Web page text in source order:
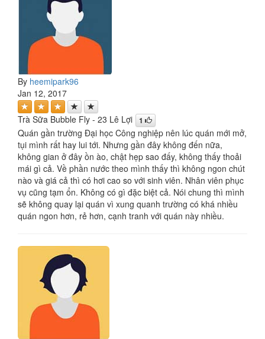
By heemipark96
Jan 12, 2017
Trà Sữa Bubble Fly - 23 Lê Lợi 1
Quán gần trường Đại học Công nghiệp nên lúc quán mới mở,
tụi mình rất hay lui tới. Nhưng gần đây không đến nữa,
không gian ở đây ồn ào, chật hẹp sao đấy, không thấy thoải
mái gì cả. Về phần nước theo mình thấy thì không ngon chút
nào và giá cả thì có hơi cao so với sinh viên. Nhân viên phục
vụ cũng tạm ổn. Không có gì đặc biệt cả. Nói chung thì mình
sẽ không quay lại quán vì xung quanh trường có khá nhiều
quán ngon hơn, rẻ hơn, cạnh tranh với quán này nhiều.